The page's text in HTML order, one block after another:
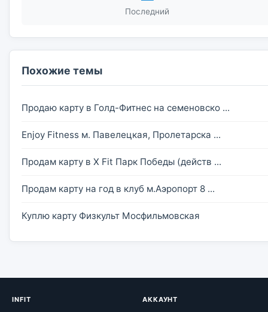
Последний
Похожие темы
Продаю карту в Голд-Фитнес на семеновско ...
Enjoy Fitness м. Павелецкая, Пролетарска ...
Продам карту в X Fit Парк Победы (действ ...
Продам карту на год в клуб м.Аэропорт 8 ...
Куплю карту Физкульт Мосфильмовская
INFIT АККАУНТ